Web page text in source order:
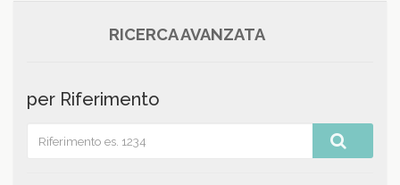
RICERCA AVANZATA
per Riferimento